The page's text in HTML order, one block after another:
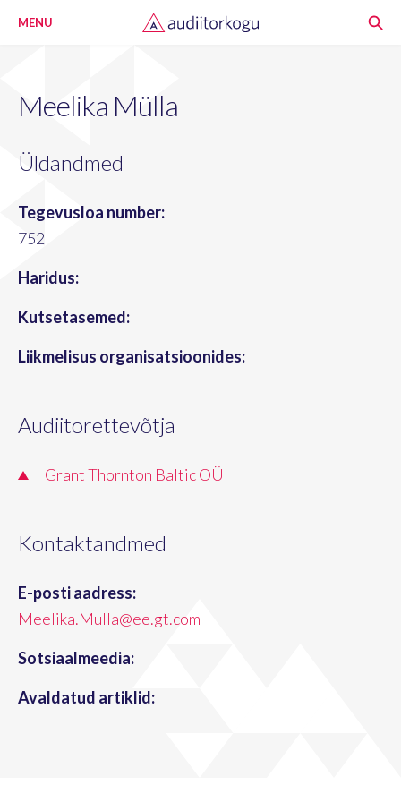
Meelika Mülla
Üldandmed
Tegevusloa number:
752
Haridus:
Kutsetasemed:
Liikmelisus organisatsioonides:
Audiitorettevõtja
Grant Thornton Baltic OÜ
Kontaktandmed
E-posti aadress:
Meelika.Mulla@ee.gt.com
Sotsiaalmeedia:
Avaldatud artiklid:
MENU